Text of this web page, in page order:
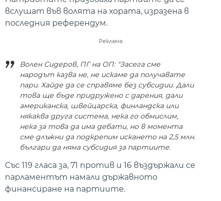
вслушат във волята на хората, изразена в
последния референдум.
Реклама
Волен Сидеров, ПГ на ОП: "Засега сме
народът казва не, не искаме да получавате
пари. Хайде да се справяме без субсидии. Дали
това ще бъде придружено с дарения, дали
американска, швейцарска, финландска или
някаква друга система, нека го обмислим,
нека за това да има дебати, но в момента
сме длъжни да подкрепим искането на 2,5 млн.
българи да няма субсидия за партиите.
Със 119 гласа за, 71 против и 16 въздържали се
парламентът намали държавното
финансиране на партиите.